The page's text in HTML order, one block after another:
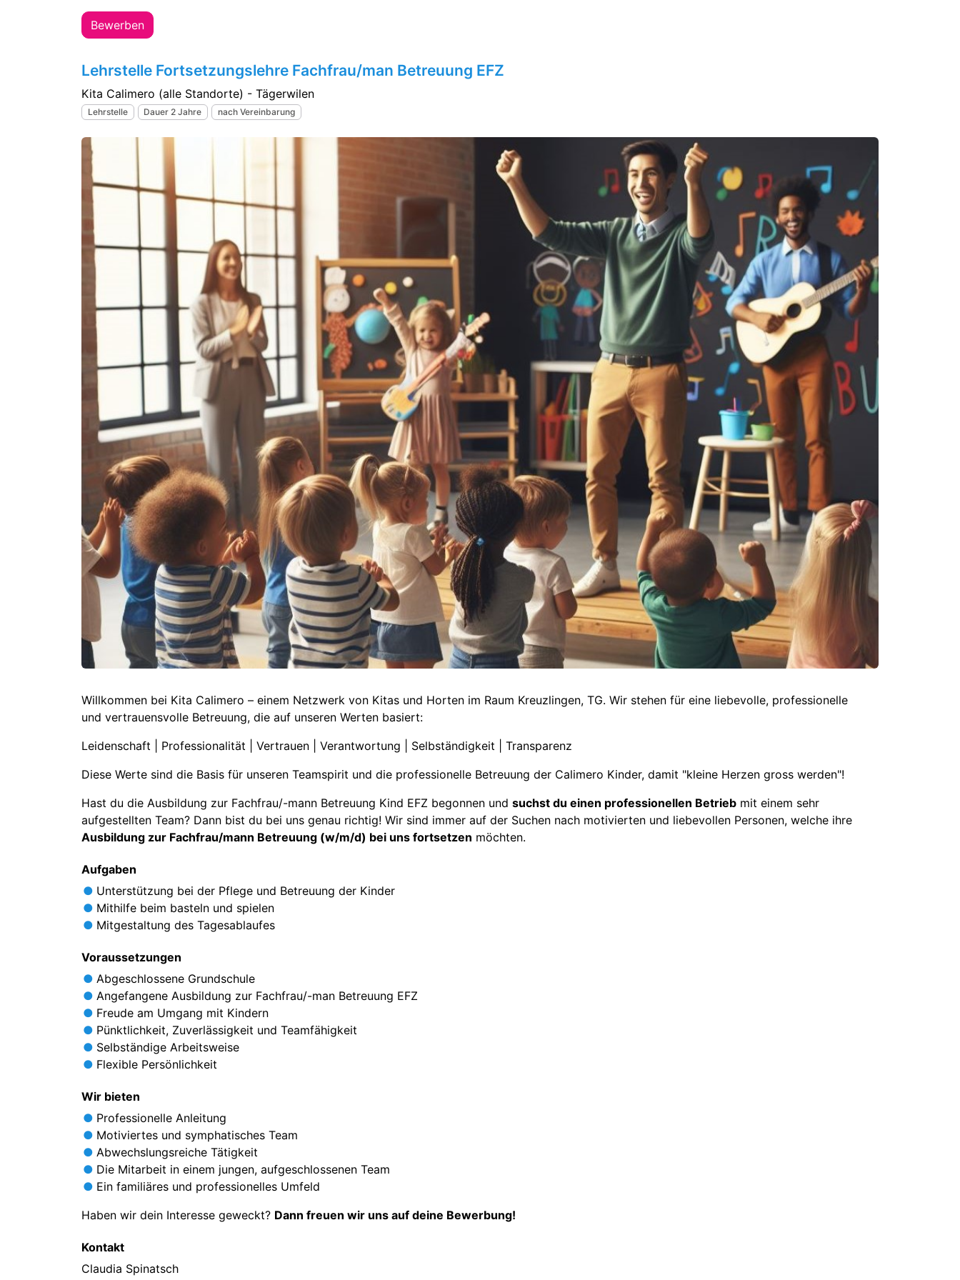
Bewerben
Lehrstelle Fortsetzungslehre Fachfrau/man Betreuung EFZ
Kita Calimero (alle Standorte) - Tägerwilen
Lehrstelle Dauer 2 Jahre nach Vereinbarung
Willkommen bei Kita Calimero – einem Netzwerk von Kitas und Horten im Raum Kreuzlingen, TG. Wir stehen für eine liebevolle, professionelle
und vertrauensvolle Betreuung, die auf unseren Werten basiert:
Leidenschaft | Professionalität | Vertrauen | Verantwortung | Selbständigkeit | Transparenz
Diese Werte sind die Basis für unseren Teamspirit und die professionelle Betreuung der Calimero Kinder, damit "kleine Herzen gross werden"!
Hast du die Ausbildung zur Fachfrau/-mann Betreuung Kind EFZ begonnen und suchst du einen professionellen Betrieb mit einem sehr
aufgestellten Team? Dann bist du bei uns genau richtig! Wir sind immer auf der Suchen nach motivierten und liebevollen Personen, welche ihre
Ausbildung zur Fachfrau/mann Betreuung (w/m/d) bei uns fortsetzen möchten.
Aufgaben
Unterstützung bei der Pflege und Betreuung der Kinder
Mithilfe beim basteln und spielen
Mitgestaltung des Tagesablaufes
Voraussetzungen
Abgeschlossene Grundschule
Angefangene Ausbildung zur Fachfrau/-man Betreuung EFZ
Freude am Umgang mit Kindern
Pünktlichkeit, Zuverlässigkeit und Teamfähigkeit
Selbständige Arbeitsweise
Flexible Persönlichkeit
Wir bieten
Professionelle Anleitung
Motiviertes und symphatisches Team
Abwechslungsreiche Tätigkeit
Die Mitarbeit in einem jungen, aufgeschlossenen Team
Ein familiäres und professionelles Umfeld
Haben wir dein Interesse geweckt? Dann freuen wir uns auf deine Bewerbung!
Kontakt
Claudia Spinatsch